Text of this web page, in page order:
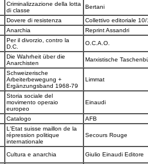
Criminalizzazione della lotta
di classe
Bertani
Dovere di resistenza
Collettivo editoriale
Anarchia
Reprint Assandri
Per il divorzio, contro la
D.C.
O.C.A.O.
Die Wahrheit über die
Anarchisten
Marxistische
Schweizerische
Arbeiterbewegung +
Ergänzungsband 1968-79
Limmat
Storia sociale del
movimento operaio
europeo
Einaudi
Catalogo AFB
L'Etat suisse maillon de la
répression politique
internationale
Secours Rouge
Cultura e anarchia Giulio Einaudi Editore